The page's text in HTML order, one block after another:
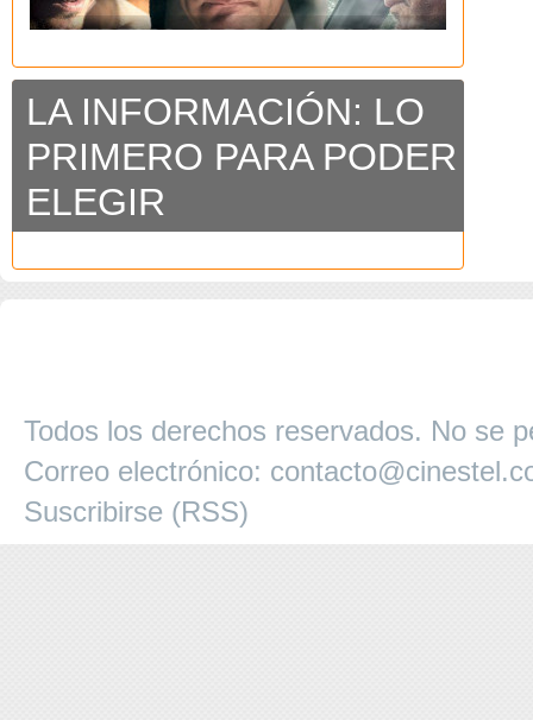
LA INFORMACIÓN: LO
PRIMERO PARA PODER
ELEGIR
Todos los derechos reservados. No se
Correo electrónico:
Suscribirse (RSS)